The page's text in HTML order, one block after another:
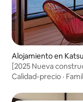
Alojamiento en
[2025 Nueva
karaoke | 2ª planta +
Calidad-precio ·